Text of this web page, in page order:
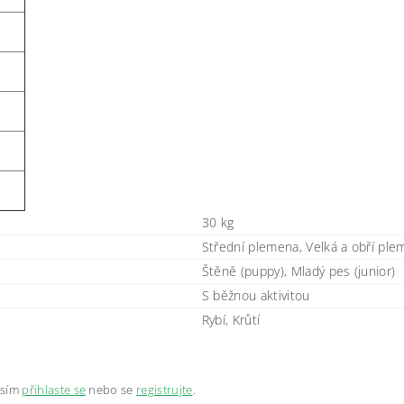
30 kg
Střední plemena, Velká a obří
Štěně (puppy), Mladý pes (junior)
S běžnou aktivitou
Rybí, Krůtí
přihlaste se nebo se registrujte.